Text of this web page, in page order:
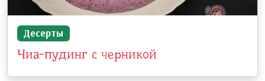
Десерты
Чиа-пудинг с черникой